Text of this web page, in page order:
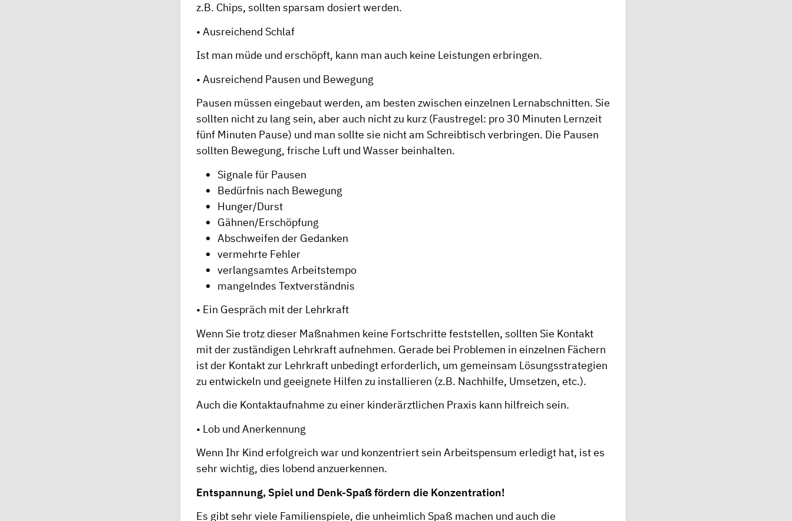
z.B. Chips, sollten sparsam dosiert werden.
• Ausreichend Schlaf
Ist man müde und erschöpft, kann man auch keine Leistungen erbringen.
• Ausreichend Pausen und Bewegung
Pausen müssen eingebaut werden, am besten zwischen einzelnen Lernabschnitten. Sie
sollten nicht zu lang sein, aber auch nicht zu kurz (Faustregel: pro 30 Minuten Lernzeit
fünf Minuten Pause) und man sollte sie nicht am Schreibtisch verbringen. Die Pausen
sollten Bewegung, frische Luft und Wasser beinhalten.
Signale für Pausen
Bedürfnis nach Bewegung
Hunger/Durst
Gähnen/Erschöpfung
Abschweifen der Gedanken
vermehrte Fehler
verlangsamtes Arbeitstempo
mangelndes Textverständnis
• Ein Gespräch mit der Lehrkraft
Wenn Sie trotz dieser Maßnahmen keine Fortschritte feststellen, sollten Sie Kontakt
mit der zuständigen Lehrkraft aufnehmen. Gerade bei Problemen in einzelnen Fächern
ist der Kontakt zur Lehrkraft unbedingt erforderlich, um gemeinsam Lösungsstrategien
zu entwickeln und geeignete Hilfen zu installieren (z.B. Nachhilfe, Umsetzen, etc.).
Auch die Kontaktaufnahme zu einer kinderärztlichen Praxis kann hilfreich sein.
• Lob und Anerkennung
Wenn Ihr Kind erfolgreich war und konzentriert sein Arbeitspensum erledigt hat, ist es
sehr wichtig, dies lobend anzuerkennen.
Entspannung, Spiel und Denk-Spaß fördern die Konzentration!
Es gibt sehr viele Familienspiele, die unheimlich Spaß machen und auch die